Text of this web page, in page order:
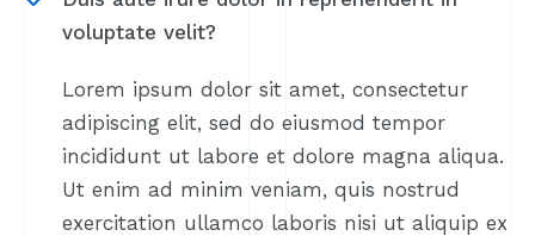
voluptate velit?
Lorem ipsum dolor sit amet, consectetur
adipiscing elit, sed do eiusmod tempor
incididunt ut labore et dolore magna aliqua.
Ut enim ad minim veniam, quis nostrud
exercitation ullamco laboris nisi ut aliquip ex